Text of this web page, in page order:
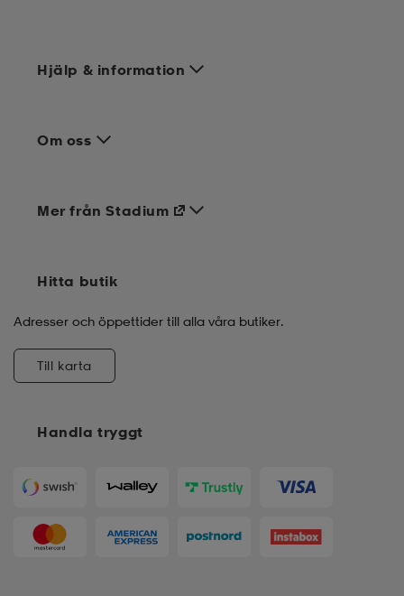
Hjälp & information
Om oss
Handla tryggt
Mer från Stadium
Hitta butik
Adresser och öppettider till alla våra butiker.
Till karta